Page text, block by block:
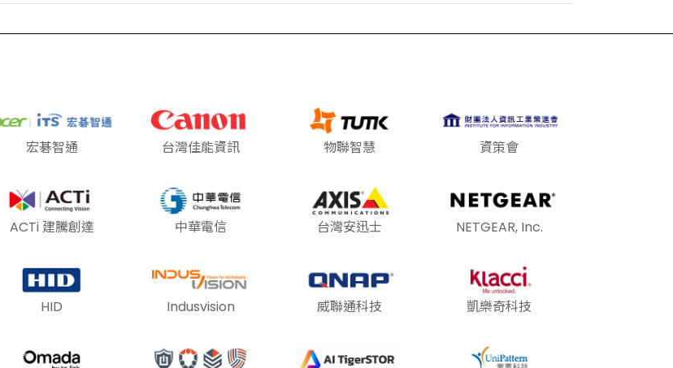
宏碁智通 台灣佳能資訊 物聯智慧 資策會
ACTi 建騰創達 中華電信 台灣安迅士 NETGEAR, Inc.
HID Indusvision 威聯通科技 凱樂奇科技